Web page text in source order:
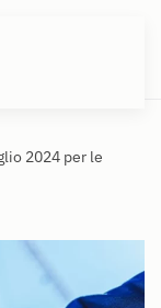
2024 per le